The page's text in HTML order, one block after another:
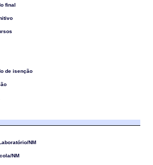
final
de isenção
NM
NM